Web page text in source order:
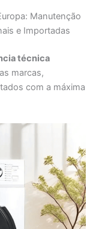
Manutenção
e Importadas
técnica
marcas,
com a máxima